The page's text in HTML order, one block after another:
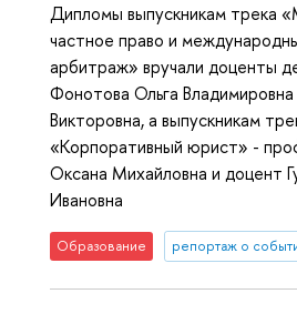
Дипломы выпускникам трека
частное право и
арбитраж» вручали доценты
Фонотова Ольга
Викторовна, а выпускникам
«Корпоративный юрист» -
Оксана Михайловна и доцент
Ивановна
Образование репортаж о